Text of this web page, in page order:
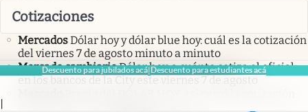
Descuento para jubilados acá|Descuento para estudiantes acá
|
Cotizaciones
MercadosDólar hoy y dólar blue hoy: cuál es la cotización
del viernes 7 de agosto minuto a minuto
Mercado cambiarioDólar hoy: a cuánto cotiza el oficial
en los bancos de la City este viernes 7 de agosto